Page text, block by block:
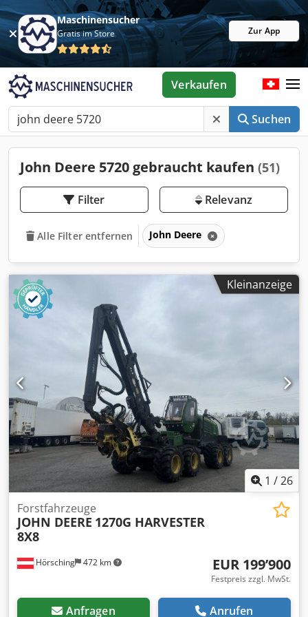
Maschinensucher
Gratis im Store Zur App
Suchen
Verkaufen
John Deere 5720 gebraucht kaufen (51)
Filter Relevanz
Alle Filter entfernen John Deere
Kleinanzeige
1 /26
Hörsching 472 km
Forstfahrzeuge
JOHN DEERE 1270G HARVESTER
8X8
EUR 199’900
Festpreis zzgl. MwSt.
Anfragen Anrufen